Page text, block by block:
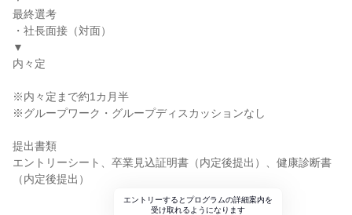
最終選考
・社長面接（対面）
▼
内々定
※内々定まで約1カ月半
※グループワーク・グループディスカッションなし
提出書類
エントリーシート、卒業見込証明書（内定後提出）、健康診断書
（内定後提出）
エントリーするとプログラムの詳細案内を
受け取れるようになります